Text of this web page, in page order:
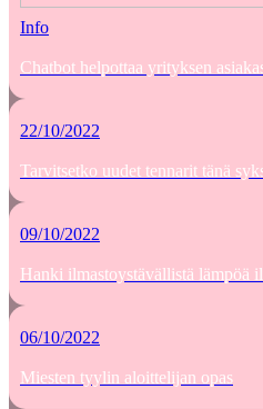
Info
Chatbot helpottaa yrityksen
22/10/2022
Tarvitsetko uudet tennarit tänä
09/10/2022
Hanki ilmastoystävällistä lämpöä
06/10/2022
Miesten tyylin aloittelijan opas